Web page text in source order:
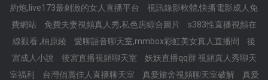
約炮,live173最刺激的女人直播平台
視訊錄影軟體,快播電影成人免
費網站
免費夫妻視頻真人秀,私色房綜合圖片
s383性直播視頻在
線觀看 ,柚原綾
愛聊語音聊天室,mmbox彩虹美女真人直播間
後
宮成人小說
後宮直播視頻聊天室
妖妖直播qq群 視頻真人秀聊天
室福利
台灣俏麗佳人直播聊天室 真愛旅舍視頻聊天室破解
真愛